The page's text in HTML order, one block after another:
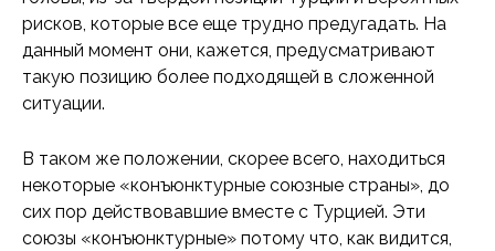
рисков, которые все еще трудно предугадать. На
данный момент они, кажется, предусматривают
такую позицию более подходящей в сложенной
ситуации.
В таком же положении, скорее всего, находиться
некоторые «конъюнктурные союзные страны», до
сих пор действовавшие вместе с Турцией. Эти
союзы «конъюнктурные» потому что, как видится,